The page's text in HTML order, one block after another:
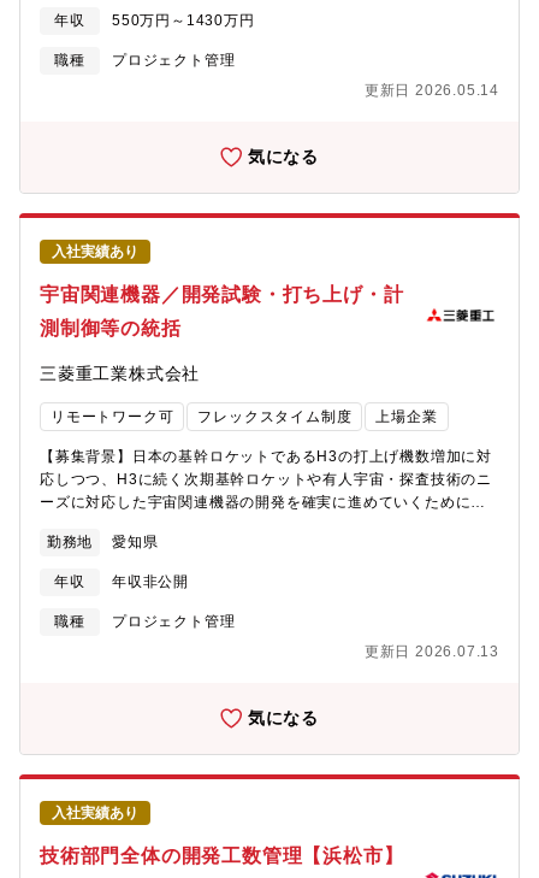
点で理解し、電動パワトレインシステムの機能要件に展開する・
ハード(モータ・インバータ)とソフト(制御)の要求仕様の決定と、
関係部署との連携・牽引する・車両視点での顧客要求の達成度の
務におけるインプットおよびアウトプットの例INPUT ：顧客ニ
OUTPUT：アウトプット：新規機種の受注と次期型製品の提案
【募集背景】デンソーでは、急拡大する電動化ニーズにコア技術
で応え、未来のモビリティ社会を実現するため、グローバルに活
躍する自動車メーカにモータ・インバータを主製品とする電動パ
ワトレインシステムを提供しています。自動車メーカからの要求
に基づく技術企画の提案によりビジネス拡販を果たし、各製品を
高次元に組み合わせたシステム構築、車両視点での達成度評価、
自動車メーカとの合意形成など、開発プロジェクトを牽引、統括
できる技術企画マネージャーを募集しています。【参考】カーボ
ちらから）https://www.denso.com/jp/ja/driven-base/tech-
design/techlinks_electrification_1/【職場情報】
年収 550万円～1430万円
職種
プロジェクト管理
更新日 2026.05.14
気になる
入社実績あり
宇宙関連機器／開発試験・打ち上げ・計
測制御等の統括
三菱重工業株式会社
リモートワーク可 フレックスタイム制度 上場企業
【募集背景】日本の基幹ロケットであるH3の打上げ機数増加に対
応しつつ、H3に続く次期基幹ロケットや有人宇宙・探査技術のニ
ーズに対応した宇宙関連機器の開発を確実に進めていくために試
当ポジションは、ロケットおよび宇宙機器の整備から打ち上げま
でを統括する中核的な役割を担います。＜主なミッション＞・ロ
ケットの開発試験・製造・発射整備統括製造と発射のプロセスを
連携させ、打ち上げを成功させることがミッションです。具体的
点検作業までを指揮します。数十人規模のチームを統率し、物理
の計測・制御システム設計および運用ロケットの打上時、システ
ム状態を正確に把握し、制御するためのシステム設計管理を担い
ます。打ち上げの最終判断を受け、自動シーケンス制御によりロ
ケットを宇宙へ旅立たせることがミッションです。 - 打ち上げ前
の点検から打ち上げまでに必要なソフトウエア/ハードウェアを管
理、運用 - 打上当日のカウントダウン中は数千点のセンサーデー
タをリアルタイムで監視・分析 - 異常発生時も瞬時に検知、安全
な打上を実現する。【業務の魅力】・社会貢献性と達成感：日本
勤務地 愛知県
年収 年収非公開
職種
プロジェクト管理
更新日 2026.07.13
気になる
入社実績あり
技術部門全体の開発工数管理【浜松市】